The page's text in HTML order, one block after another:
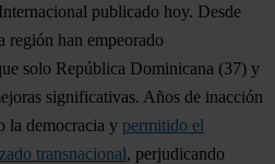
publicado hoy. Desde
región han empeorado
solo República Dominicana (37) y
significativas. Años de inacción
la democracia y permitido el
transnacional, perjudicando